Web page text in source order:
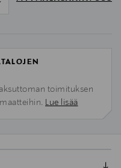
toimituksen
Lue lisää